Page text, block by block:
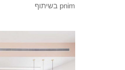
pnim בשיתוף